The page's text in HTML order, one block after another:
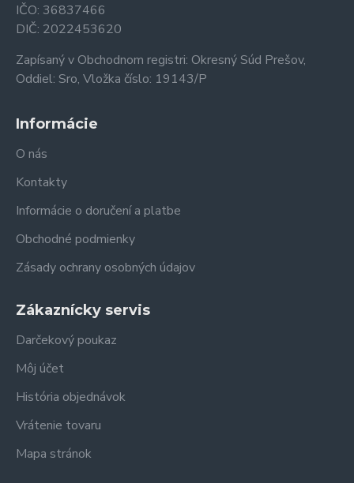
IČO: 36837466
DIČ: 2022453620
Zapísaný v Obchodnom registri: Okresný Súd Prešov,
Oddiel: Sro, Vložka číslo: 19143/P
Informácie
O nás
Kontakty
Informácie o doručení a platbe
Obchodné podmienky
Zásady ochrany osobných údajov
Zákaznícky servis
Darčekový poukaz
Môj účet
História objednávok
Vrátenie tovaru
Mapa stránok